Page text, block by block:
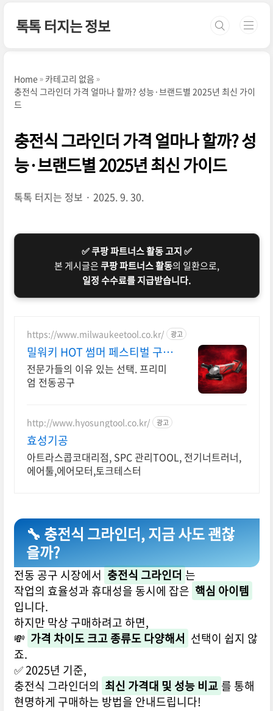
톡톡 터지는 정보
Home
카테고리 없음
충전식 그라인더 가격 얼마나 할까? 성능·브랜드별 2025년 최신 가이
드
충전식 그라인더 가격 얼마나 할까? 성
능·브랜드별 2025년 최신 가이드
톡톡 터지는 정보 2025. 9. 30.
✅ 쿠팡 파트너스 활동 고지 ✅
본 게시글은쿠팡 파트너스 활동의 일환으로,
일정 수수료를 지급받습니다.
https://www.milwaukeetool.co.kr/ 광고
밀워키 HOT 썸머 페스티벌 구매
금액별 사은품 증정
전문가들의 이유 있는 선택. 프리미
엄 전동공구
http://www.hyosungtool.co.kr/ 광고
효성기공
아트라스콥코대리점, SPC 관리TOOL, 전기너트러너,
에어툴,에어모터,토크테스터
🔧 충전식 그라인더, 지금 사도 괜찮
을까?
전동 공구 시장에서 충전식 그라인더 는
작업의 효율성과 휴대성을 동시에 잡은 핵심 아이템
입니다.
하지만 막상 구매하려고 하면,
💸 가격 차이도 크고 종류도 다양해서 선택이 쉽지 않
죠.
✅ 2025년 기준,
충전식 그라인더의 최신 가격대 및 성능 비교 를 통해
현명하게 구매하는 방법을 안내드립니다!